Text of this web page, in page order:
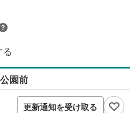
円相当のPayPayポイント※もら
ご成約後に契約書アップロード
園前
更新通知を受け取る